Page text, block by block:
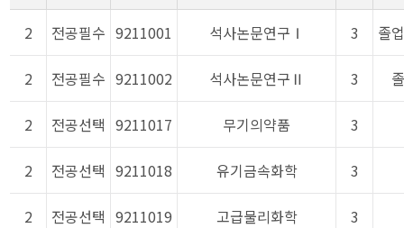
2 전공필수 9211001 석사논문연구Ⅰ 3 졸
2 전공필수 9211002 석사논문연구Ⅱ 3
2 전공선택 9211017 무기의약품 3
2 전공선택 9211018 유기금속화학 3
2 전공선택 9211019 고급물리화학 3